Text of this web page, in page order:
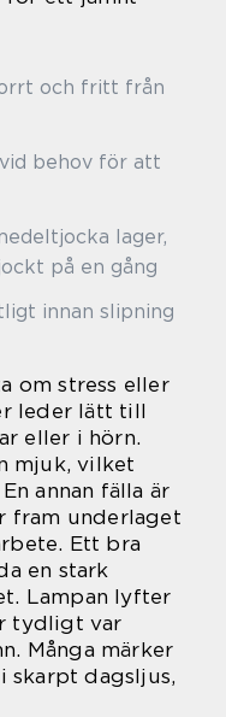
och fritt från
behov för att
lager,
på en gång
innan slipning
om stress eller
leder lätt till
eller i hörn.
mjuk, vilket
annan fälla är
fram underlaget
Ett bra
en stark
Lampan lyfter
tydligt var
Många märker
skarpt dagsljus,